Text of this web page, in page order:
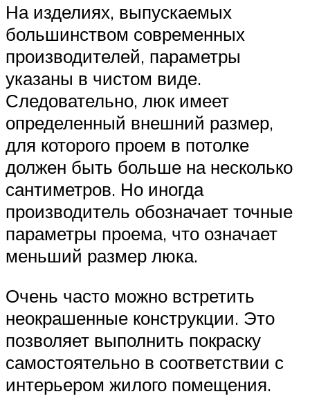
На изделиях, выпускаемых
большинством современных
производителей, параметры
указаны в чистом виде.
Следовательно, люк имеет
определенный внешний размер,
для которого проем в потолке
должен быть больше на несколько
сантиметров. Но иногда
производитель обозначает точные
параметры проема, что означает
меньший размер люка.
Очень часто можно встретить
неокрашенные конструкции. Это
позволяет выполнить покраску
самостоятельно в соответствии с
интерьером жилого помещения.